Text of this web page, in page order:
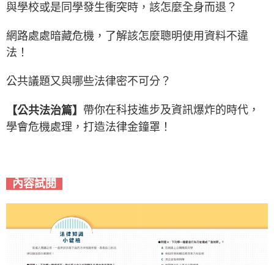
與學校或是同學發生衝突時，該怎麼全身而退？
網路處處暗藏危機，了解該怎麼聰明使用資料不違
法！
公共議題又與哪些法律密不可分？
【公共法治篇】 帶你在科技進步及資訊爆炸的時代，
學會危機處理，打造法律金鐘罩！
內容試閱